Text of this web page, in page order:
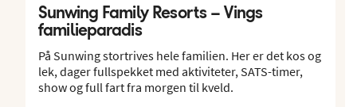
Sunwing Family Resorts – Vings
familieparadis
På Sunwing stortrives hele familien. Her er det kos og
lek, dager fullspekket med aktiviteter, SATS-timer,
show og full fart fra morgen til kveld.